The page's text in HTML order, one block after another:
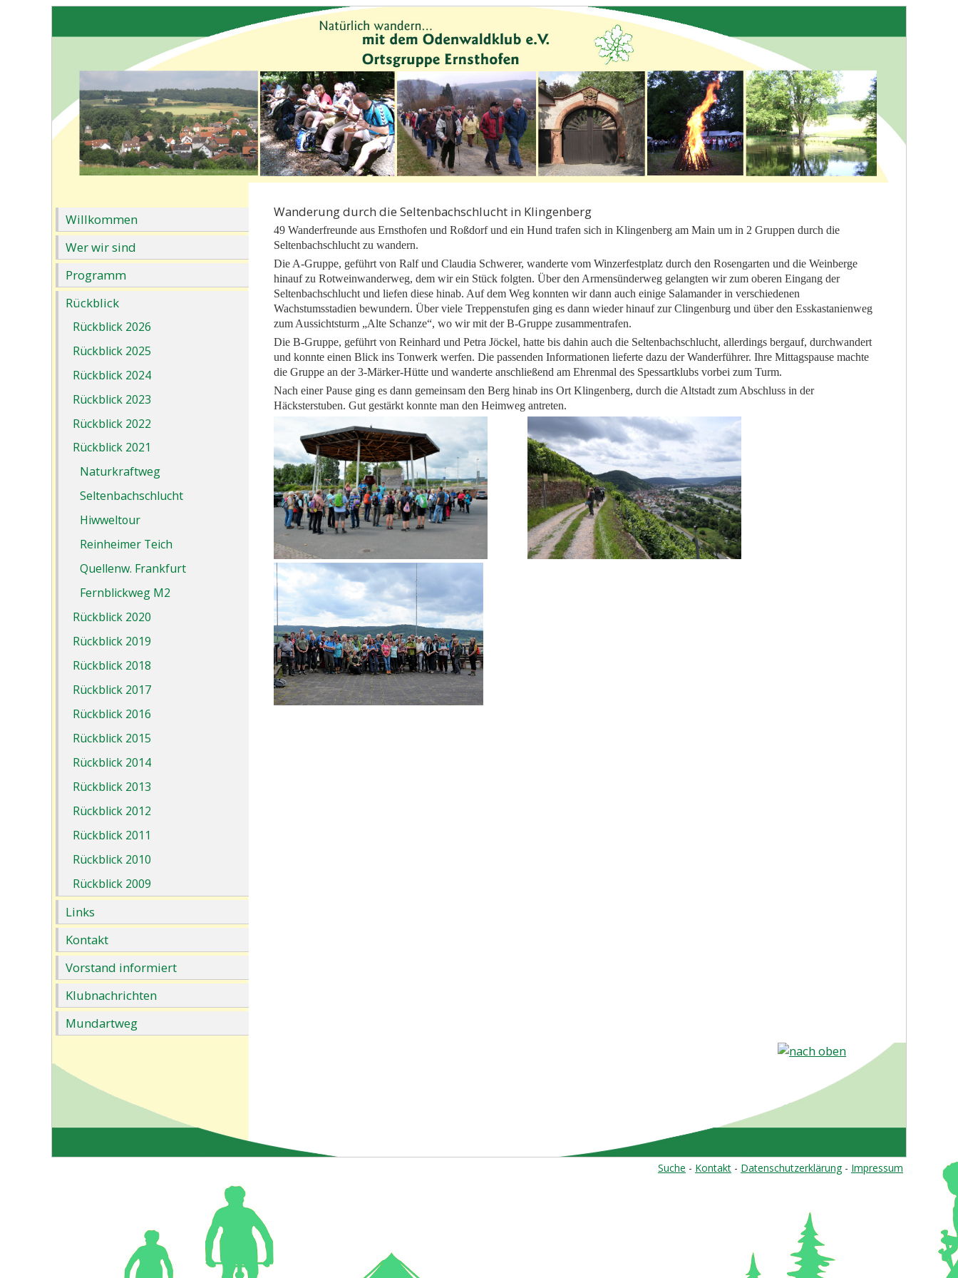
Willkommen
Wer wir sind
Programm
Rückblick
Rückblick 2026
Rückblick 2025
Rückblick 2024
Rückblick 2023
Rückblick 2022
Rückblick 2021
Naturkraftweg
Seltenbachschlucht
Hiwweltour
Reinheimer Teich
Quellenw. Frankfurt
Fernblickweg M2
Rückblick 2020
Rückblick 2019
Rückblick 2018
Rückblick 2017
Rückblick 2016
Rückblick 2015
Rückblick 2014
Rückblick 2013
Rückblick 2012
Rückblick 2011
Rückblick 2010
Rückblick 2009
Links
Kontakt
Vorstand informiert
Klubnachrichten
Mundartweg
Wanderung durch die Seltenbachschlucht in Klingenberg
49 Wanderfreunde aus Ernsthofen und Roßdorf und ein Hund trafen sich in Klingenberg am Main um in 2 Gruppen durch die
Seltenbachschlucht zu wandern.
Die A-Gruppe, geführt von Ralf und Claudia Schwerer, wanderte vom Winzerfestplatz durch den Rosengarten und die Weinberge
hinauf zu Rotweinwanderweg, dem wir ein Stück folgten. Über den Armensünderweg gelangten wir zum oberen Eingang der
Seltenbachschlucht und liefen diese hinab. Auf dem Weg konnten wir dann auch einige Salamander in verschiedenen
Wachstumsstadien bewundern. Über viele Treppenstufen ging es dann wieder hinauf zur Clingenburg und über den Esskastanienweg
zum Aussichtsturm „Alte Schanze“, wo wir mit der B-Gruppe zusammentrafen.
Die B-Gruppe, geführt von Reinhard und Petra Jöckel, hatte bis dahin auch die Seltenbachschlucht, allerdings bergauf, durchwandert
und konnte einen Blick ins Tonwerk werfen. Die passenden Informationen lieferte dazu der Wanderführer. Ihre Mittagspause machte
die Gruppe an der 3-Märker-Hütte und wanderte anschließend am Ehrenmal des Spessartklubs vorbei zum Turm.
Nach einer Pause ging es dann gemeinsam den Berg hinab ins Ort Klingenberg, durch die Altstadt zum Abschluss in der
Häcksterstuben. Gut gestärkt konnte man den Heimweg antreten.
nach oben
Suche - Kontakt - Datenschutzerklärung- Impressum